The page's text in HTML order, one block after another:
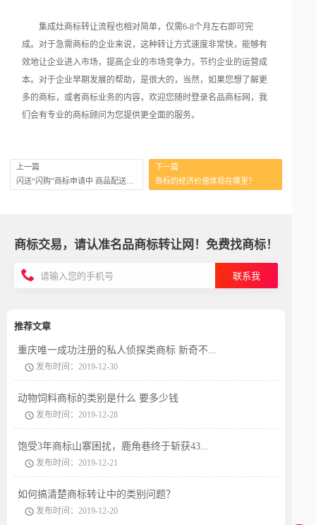
集成灶商标转让流程也相对简单，仅需6-8个月左右即可完
成。对于急需商标的企业来说，这种转让方式速度非常快，能够有
效地让企业进入市场，提高企业的市场竞争力，节约企业的运营成
本。对于企业早期发展的帮助，是很大的，当然，如果您想了解更
多的商标，或者商标业务的内容，欢迎您随时登录名品商标网，我
们会有专业的商标顾问为您提供更全面的服务。
上一篇
下一篇
商标的经济价值体现在哪里？
商标交易，请认准名品商标转让网！免费找商标！
联系我
推荐文章
重庆唯一成功注册的私人侦探类商标 新奇不...
发布时间：2019-12-30
动物饲料商标的类别是什么 要多少钱
发布时间：2019-12-28
饱受3年商标山寨困扰，鹿角巷终于斩获43...
发布时间：2019-12-21
如何搞清楚商标转让中的类别问题？
发布时间：2019-12-20